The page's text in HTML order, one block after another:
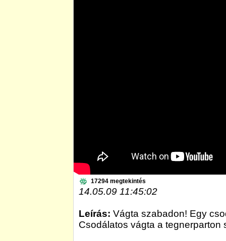
17294 megtekintés
14.05.09 11:45:02
Leírás: Vágta szabadon! Egy
Csodálatos vágta a tegnerparton